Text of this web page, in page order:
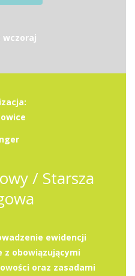
wczoraj
/ Starsza
ewidencji
z obowiązującymi
oraz zasadami